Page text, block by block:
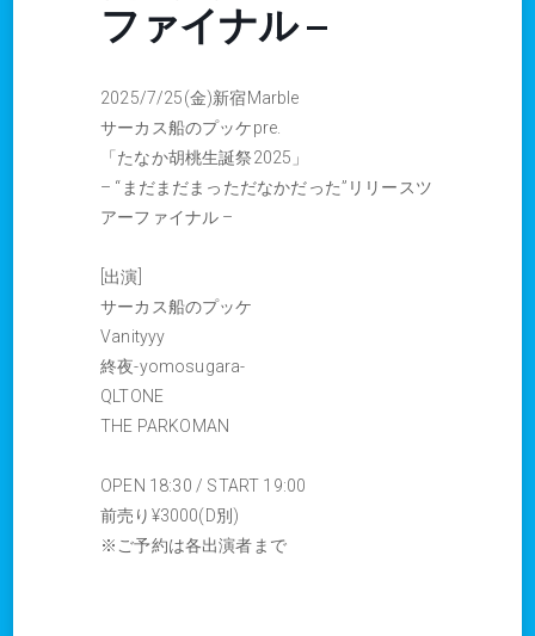
ファイナル –
2025/7/25(金)新宿Marble
サーカス船のプッケpre.
「たなか胡桃生誕祭2025」
– “まだまだまっただなかだった”リリースツ
アーファイナル –
[出演]
サーカス船のプッケ
Vanityyy
終夜-yomosugara-
QLTONE
THE PARKOMAN
OPEN 18:30 / START 19:00
前売り¥3000(D別)
※ご予約は各出演者まで